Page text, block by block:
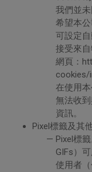
我們並
希望本
可設定
接受來
網頁：
cookies/
在使用
無法收
資訊。
Pixel標籤及其
Pixel標
GIFs）
使用者